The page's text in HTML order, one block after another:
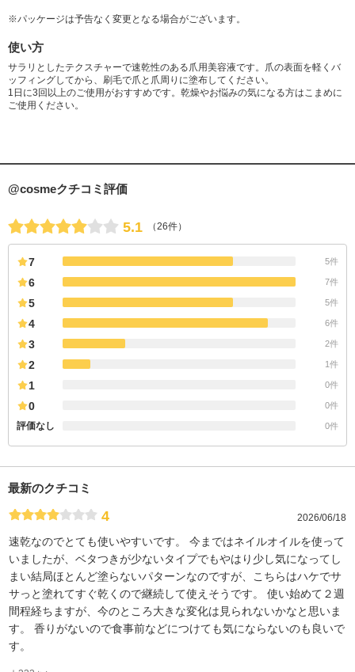
※パッケージは予告なく変更となる場合がございます。
使い方
サラリとしたテクスチャーで速乾性のある爪用美容液です。爪の表面を軽くバ
ッフィングしてから、刷毛で爪と爪周りに塗布してください。
1日に3回以上のご使用がおすすめです。乾燥やお悩みの気になる方はこまめに
ご使用ください。
@cosmeクチコミ評価
5.1 （26件）
7 5件
6 7件
5 5件
4 6件
3 2件
2 1件
1 0件
0 0件
評価なし 0件
最新のクチコミ
4 2026/06/18
速乾なのでとても使いやすいです。 今まではネイルオイルを使って
いましたが、ベタつきが少ないタイプでもやはり少し気になってし
まい結局ほとんど塗らないパターンなのですが、こちらはハケでサ
サっと塗れてすぐ乾くので継続して使えそうです。 使い始めて２週
間程経ちますが、今のところ大きな変化は見られないかなと思いま
す。 香りがないので食事前などにつけても気にならないのも良いで
す。